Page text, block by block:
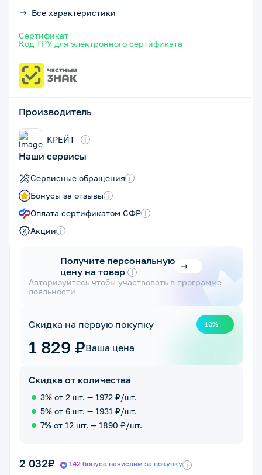
Все характеристики
Сертификат
Код ТРУ для электронного сертификата
Производитель
КРЕЙТ i
Наши сервисы
Сервисные обращения i
Бонусы за отзывы i
Оплата сертификатом СФР i
Акции i
Получите персональную
цену на товар i
Авторизуйтесь чтобы участвовать в программе
лояльности
Скидка на первую покупку 10%
1 829 ₽Ваша цена
Скидка от количества
3% от 2 шт. — 1972 ₽/шт.
5% от 6 шт. — 1931 ₽/шт.
7% от 12 шт. — 1890 ₽/шт.
2 032₽ 142 бонуса начислим за покупку i